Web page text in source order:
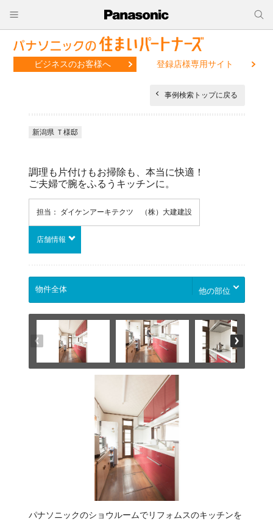
ビジネスのお客様へ 登録店様専用サイト
事例検索トップに戻る
新潟県 Ｔ様邸
調理も片付けもお掃除も、本当に快適！
ご夫婦で腕をふるうキッチンに。
担当： ダイケンアーキテクツ （株）大建建設
店舗情報
他の部位
パナソニックのショウルームでリフォムスのキッチンを